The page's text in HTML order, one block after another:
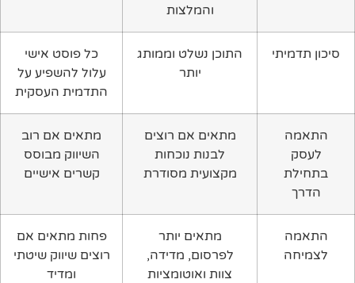
והמלצות
סיכון תדמיתי
התוכן נשלט וממותג
יותר
כל פוסט אישי
עלול להשפיע על
התדמית העסקית
התאמה
לעסק
בתחילת
הדרך
מתאים אם רוצים
לבנות נוכחות
מקצועית מסודרת
מתאים אם רוב
השיווק מבוסס
קשרים אישיים
התאמה
לצמיחה
מתאים יותר
לפרסום, מדידה,
צוות ואוטומציות
פחות מתאים אם
רוצים שיווק שיטתי
ומדיד